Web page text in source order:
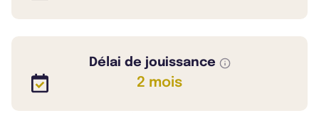
Délai de jouissance
2 mois